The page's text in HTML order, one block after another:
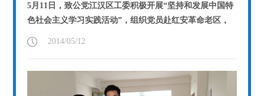
5月11日，致公党江汉区工委积极开展“坚持和发展中国特
色社会主义学习实践活动”，组织党员赴红安革命老区，
2014/05/12